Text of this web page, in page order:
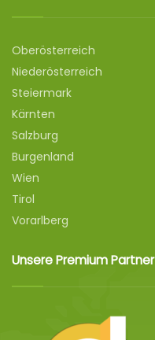
Oberösterreich
Niederösterreich
Steiermark
Kärnten
Salzburg
Burgenland
Wien
Tirol
Vorarlberg
Unsere Premium Partner